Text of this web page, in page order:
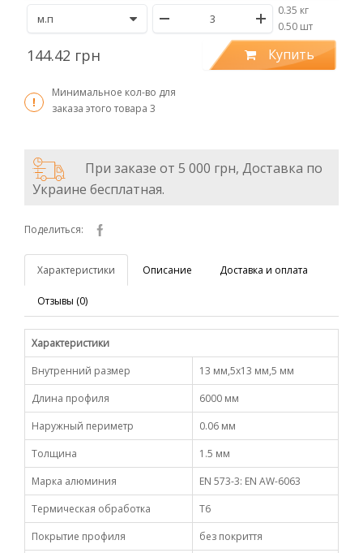
0.35 кг
/0.50 шт
144.42 грн Купить
Минимальное кол-во для
заказа этого товара 3
При заказе от 5 000 грн, Доставка по
Украине бесплатная.
Поделиться:
Характеристики Описание Доставка и оплата
Отзывы (0)
Характеристики
Внутренний размер
13 мм,5х13 мм,5 мм
Длина профиля
6000 мм
Наружный периметр
0.06 мм
Толщина
1.5 мм
Марка алюминия
EN 573-3: EN AW-6063
Термическая обработка
Т6
Покрытие профиля
без покриття